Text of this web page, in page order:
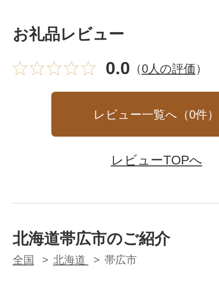
お礼品レビュー
0.0 （0人の評価）
レビュー一覧へ（0件）
レビューTOPへ
北海道帯広市のご紹介
全国 北海道 帯広市